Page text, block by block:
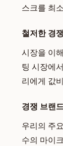
스크를 최
철저한 경
시장을 이
팅 시장에
리에게 값
경쟁 브랜
우리의 주
수의 마이